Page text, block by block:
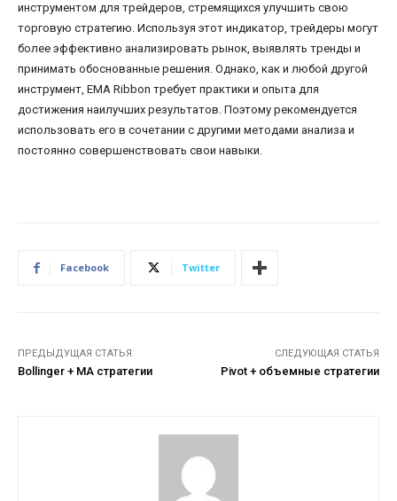
инструментом для трейдеров, стремящихся улучшить свою
торговую стратегию. Используя этот индикатор, трейдеры могут
более эффективно анализировать рынок, выявлять тренды и
принимать обоснованные решения. Однако, как и любой другой
инструмент, EMA Ribbon требует практики и опыта для
достижения наилучших результатов. Поэтому рекомендуется
использовать его в сочетании с другими методами анализа и
постоянно совершенствовать свои навыки.
Facebook Twitter
ПРЕДЫДУЩАЯ СТАТЬЯ
Bollinger + MA стратегии
СЛЕДУЮЩАЯ СТАТЬЯ
Pivot + объемные стратегии